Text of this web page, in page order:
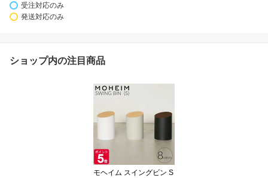
受注対応のみ
発送対応のみ
ショップ内の注目商品
モヘイム スイングビン S